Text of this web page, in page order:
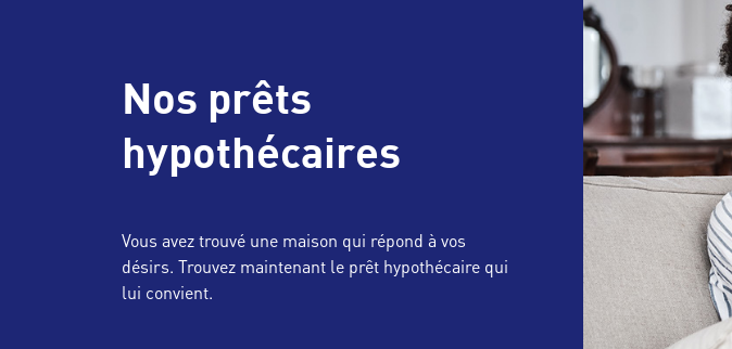
Nos prêts
hypothécaires
Vous avez trouvé une maison qui répond à vos
désirs. Trouvez maintenant le prêt hypothécaire qui
lui convient.